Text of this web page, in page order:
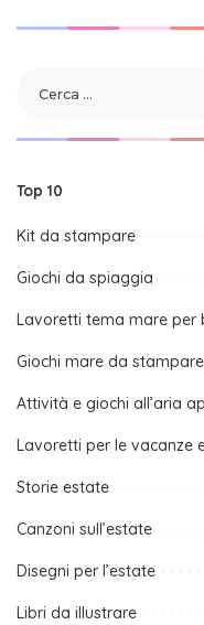
Top 10
Kit da stampare
Giochi da spiaggia
Lavoretti tema mare per
Giochi mare da
Attività e giochi all’aria
Lavoretti per le vacanze
Storie estate
Canzoni sull’estate
Disegni per l’estate
Libri da illustrare